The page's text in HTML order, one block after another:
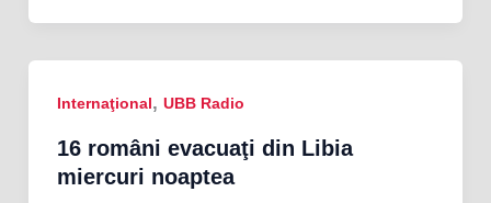
Internaţional, UBB Radio
16 români evacuaţi din Libia
miercuri noaptea